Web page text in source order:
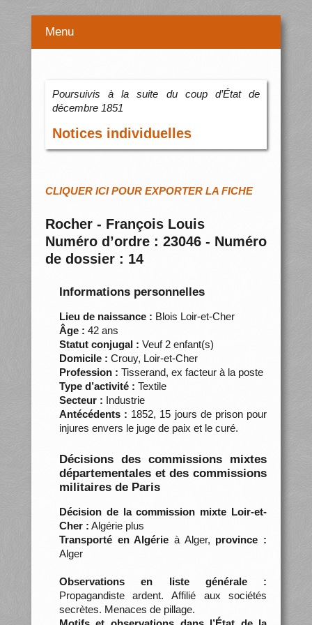
Menu
Poursuivis à la suite du coup d’État de
décembre 1851
Notices individuelles
CLIQUER ICI POUR EXPORTER LA FICHE
Rocher - François Louis
Numéro d’ordre : 23046 - Numéro
de dossier : 14
Informations personnelles
Lieu de naissance : Blois Loir-et-Cher
Âge : 42 ans
Statut conjugal : Veuf 2 enfant(s)
Domicile : Crouy, Loir-et-Cher
Profession : Tisserand, ex facteur à la poste
Type d’activité : Textile
Secteur : Industrie
Antécédents : 1852, 15 jours de prison pour
injures envers le juge de paix et le curé.
Décisions des commissions mixtes
départementales et des commissions
militaires de Paris
Décision de la commission mixte Loir-et-
Cher : Algérie plus
Transporté en Algérie à Alger, province :
Alger
Observations en liste générale :
Propagandiste ardent. Affilié aux sociétés
secrètes. Menaces de pillage.